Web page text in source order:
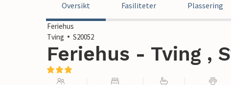
Oversikt Fasiliteter Plassering
Feriehus
Tving
S20052
Feriehus - Tving ,